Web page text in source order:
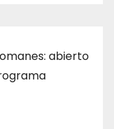
abierto